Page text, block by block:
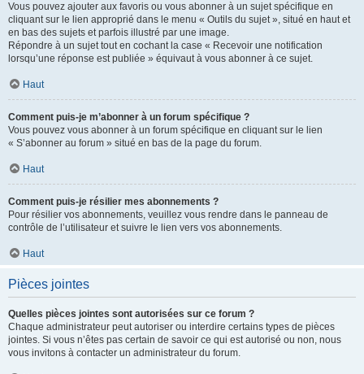
Vous pouvez ajouter aux favoris ou vous abonner à un sujet spécifique en
cliquant sur le lien approprié dans le menu « Outils du sujet », situé en haut et
en bas des sujets et parfois illustré par une image.
Répondre à un sujet tout en cochant la case « Recevoir une notification
lorsqu’une réponse est publiée » équivaut à vous abonner à ce sujet.
Haut
Comment puis-je m’abonner à un forum spécifique ?
Vous pouvez vous abonner à un forum spécifique en cliquant sur le lien
« S’abonner au forum » situé en bas de la page du forum.
Haut
Comment puis-je résilier mes abonnements ?
Pour résilier vos abonnements, veuillez vous rendre dans le panneau de
contrôle de l’utilisateur et suivre le lien vers vos abonnements.
Haut
Pièces jointes
Quelles pièces jointes sont autorisées sur ce forum ?
Chaque administrateur peut autoriser ou interdire certains types de pièces
jointes. Si vous n’êtes pas certain de savoir ce qui est autorisé ou non, nous
vous invitons à contacter un administrateur du forum.